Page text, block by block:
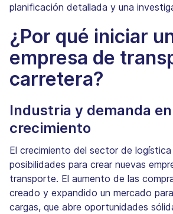
planificación detallada y una
¿Por qué iniciar
empresa de
carretera?
Industria y demanda en
crecimiento
El crecimiento del sector de logística
posibilidades para crear nuevas
transporte. El aumento de las
creado y expandido un mercado
cargas, que abre oportunidades